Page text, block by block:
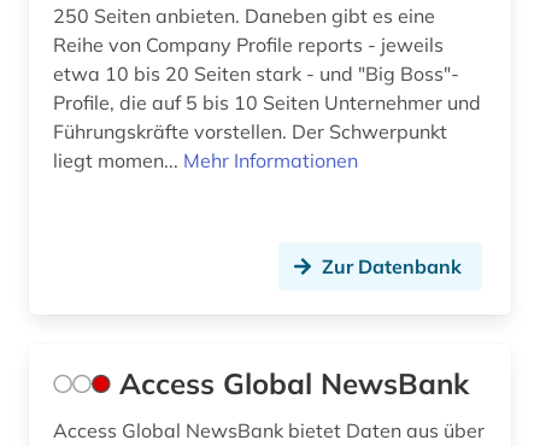
bücher (1)
bürgerrechtsbewegung (1)
büroorganisation (1)
centre for economic policy research (1)
chemie (34)
250 Seiten anbieten. Daneben gibt es eine
Reihe von Company Profile reports - jeweils
etwa 10 bis 20 Seiten stark - und "Big Boss"-
Profile, die auf 5 bis 10 Seiten Unternehmer und
Führungskräfte vorstellen. Der Schwerpunkt
liegt momen... Mehr Informationen
Zur Datenbank
Access Global NewsBank
Access Global NewsBank bietet Daten aus über